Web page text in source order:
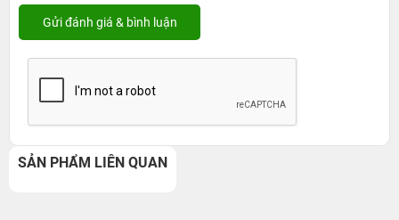
SẢN PHẨM LIÊN QUAN